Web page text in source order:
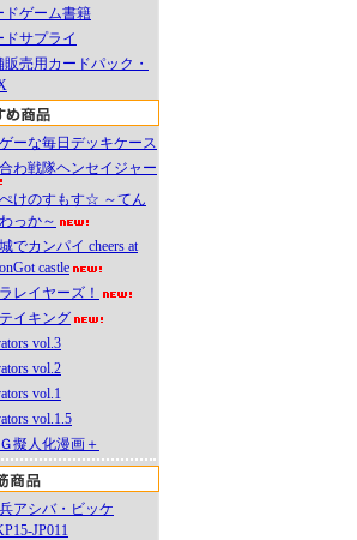
ドゲーム書籍
ドサプライ
販売用カードパック・
ーな毎日デッキケース
わ戦隊ヘンセイジャー
けのすもす☆ ～てん
っか～
でカンパイ cheers at
castle
レイヤーズ！
イキング
vol.3
vol.2
vol.1
vol.1.5
擬人化漫画＋
アシバ・ビッケ
JP011